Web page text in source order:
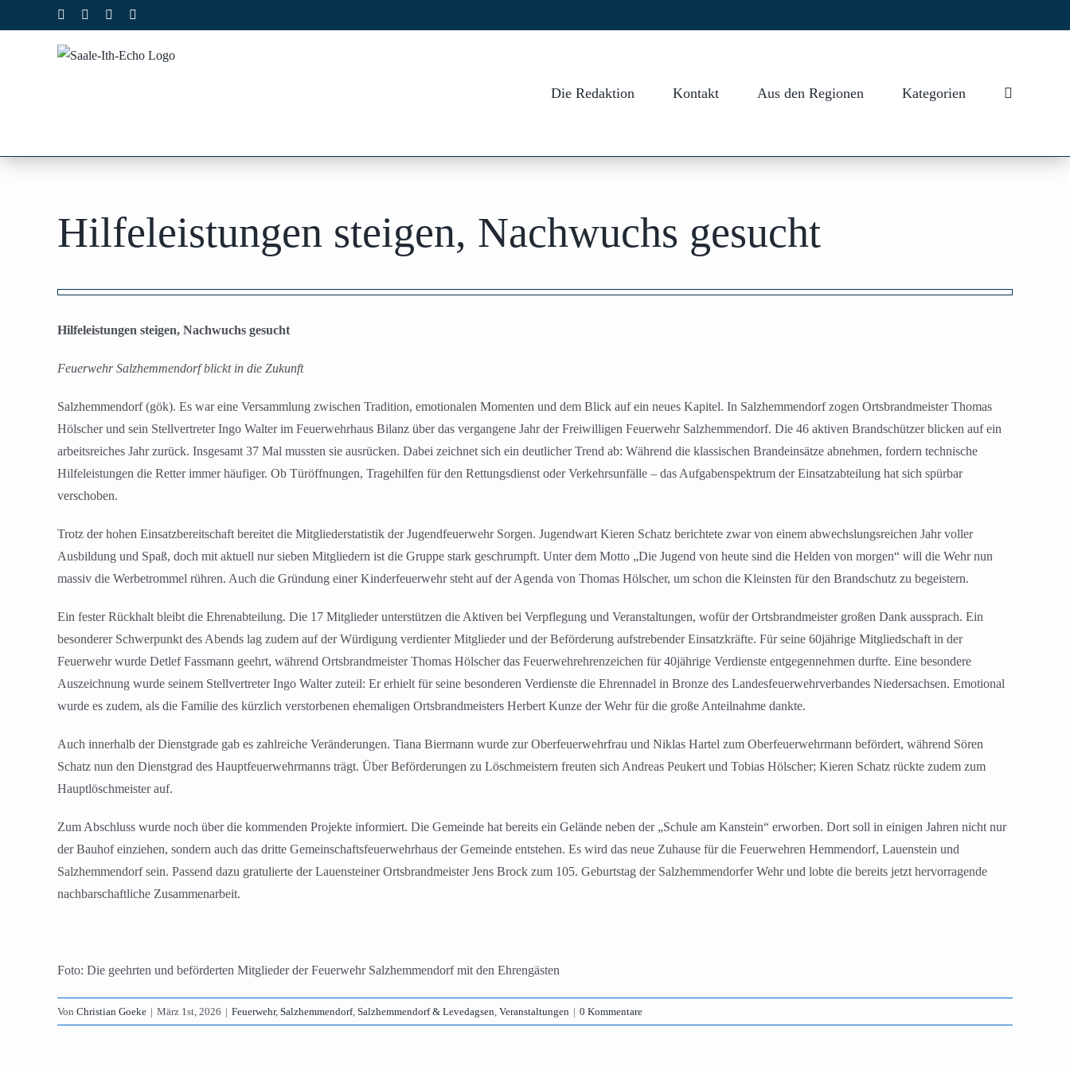
Inhalt
Facebook Instagram
Die Redaktion Kontakt Aus den Regionen Kategorien
Hilfeleistungen steigen, Nachwuchs gesucht
grösseres
Hilfeleistungen steigen, Nachwuchs gesucht
Feuerwehr Salzhemmendorf blickt in die Zukunft
Salzhemmendorf (gök). Es war eine Versammlung zwischen Tradition, emotionalen Momenten und dem Blick auf ein neues Kapitel. In Salzhemmendorf zogen Ortsbrandmeister Thomas
Hölscher und sein Stellvertreter Ingo Walter im Feuerwehrhaus Bilanz über das vergangene Jahr der Freiwilligen Feuerwehr Salzhemmendorf. Die 46 aktiven Brandschützer blicken auf ein
arbeitsreiches Jahr zurück. Insgesamt 37 Mal mussten sie ausrücken. Dabei zeichnet sich ein deutlicher Trend ab: Während die klassischen Brandeinsätze abnehmen, fordern technische
Hilfeleistungen die Retter immer häufiger. Ob Türöffnungen, Tragehilfen für den Rettungsdienst oder Verkehrsunfälle – das Aufgabenspektrum der Einsatzabteilung hat sich spürbar
verschoben.
Trotz der hohen Einsatzbereitschaft bereitet die Mitgliederstatistik der Jugendfeuerwehr Sorgen. Jugendwart Kieren Schatz berichtete zwar von einem abwechslungsreichen Jahr voller
Ausbildung und Spaß, doch mit aktuell nur sieben Mitgliedern ist die Gruppe stark geschrumpft. Unter dem Motto „Die Jugend von heute sind die Helden von morgen“ will die Wehr nun
massiv die Werbetrommel rühren. Auch die Gründung einer Kinderfeuerwehr steht auf der Agenda von Thomas Hölscher, um schon die Kleinsten für den Brandschutz zu begeistern.
Ein fester Rückhalt bleibt die Ehrenabteilung. Die 17 Mitglieder unterstützen die Aktiven bei Verpflegung und Veranstaltungen, wofür der Ortsbrandmeister großen Dank aussprach. Ein
besonderer Schwerpunkt des Abends lag zudem auf der Würdigung verdienter Mitglieder und der Beförderung aufstrebender Einsatzkräfte. Für seine 60jährige Mitgliedschaft in der
Feuerwehr wurde Detlef Fassmann geehrt, während Ortsbrandmeister Thomas Hölscher das Feuerwehrehrenzeichen für 40jährige Verdienste entgegennehmen durfte. Eine besondere
Auszeichnung wurde seinem Stellvertreter Ingo Walter zuteil: Er erhielt für seine besonderen Verdienste die Ehrennadel in Bronze des Landesfeuerwehrverbandes Niedersachsen. Emotional
wurde es zudem, als die Familie des kürzlich verstorbenen ehemaligen Ortsbrandmeisters Herbert Kunze der Wehr für die große Anteilnahme dankte.
Auch innerhalb der Dienstgrade gab es zahlreiche Veränderungen. Tiana Biermann wurde zur Oberfeuerwehrfrau und Niklas Hartel zum Oberfeuerwehrmann befördert, während Sören
Schatz nun den Dienstgrad des Hauptfeuerwehrmanns trägt. Über Beförderungen zu Löschmeistern freuten sich Andreas Peukert und Tobias Hölscher; Kieren Schatz rückte zudem zum
Hauptlöschmeister auf.
Zum Abschluss wurde noch über die kommenden Projekte informiert. Die Gemeinde hat bereits ein Gelände neben der „Schule am Kanstein“ erworben. Dort soll in einigen Jahren nicht nur
der Bauhof einziehen, sondern auch das dritte Gemeinschaftsfeuerwehrhaus der Gemeinde entstehen. Es wird das neue Zuhause für die Feuerwehren Hemmendorf, Lauenstein und
Salzhemmendorf sein. Passend dazu gratulierte der Lauensteiner Ortsbrandmeister Jens Brock zum 105. Geburtstag der Salzhemmendorfer Wehr und lobte die bereits jetzt hervorragende
nachbarschaftliche Zusammenarbeit.
Foto: Die geehrten und beförderten Mitglieder der Feuerwehr Salzhemmendorf mit den Ehrengästen
Von Christian Goeke | März 1st, 2026 | Feuerwehr, Salzhemmendorf, Salzhemmendorf & Levedagsen, Veranstaltungen | 0 Kommentare